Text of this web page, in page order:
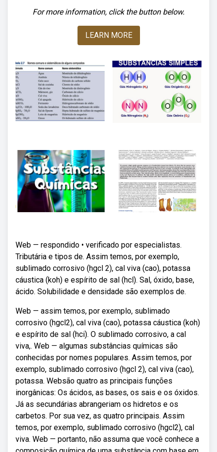
For more information, click the button below.
LEARN MORE
Web — respondido • verificado por especialistas.
Tributária e tipos de. Assim temos, por exemplo,
sublimado corrosivo (hgcl 2), cal viva (cao), potassa
cáustica (koh) e espírito de sal (hcl). Sal, óxido, base,
ácido. Solubilidade e densidade são exemplos de.
Web — assim temos, por exemplo, sublimado
corrosivo (hgcl2), cal viva (cao), potassa cáustica (koh)
e espírito de sal (hci). O sublimado corrosivo, a cal
viva,. Web — algumas substâncias químicas são
conhecidas por nomes populares. Assim temos, por
exemplo, sublimado corrosivo (hgcl 2), cal viva (cao),
potassa. Websão quatro as principais funções
inorgânicas: Os ácidos, as bases, os sais e os óxidos.
Já as secundárias abrangeriam os hidretos e os
carbetos. Por sua vez, as quatro principais. Assim
temos, por exemplo, sublimado corrosivo (hgcl2), cal
viva. Web — portanto, não assuma que você conhece a